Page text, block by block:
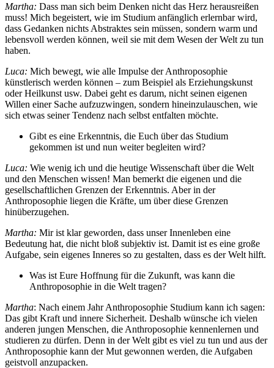
Martha: Dass man sich beim Denken nicht das Herz herausreißen
muss! Mich begeistert, wie im Studium anfänglich erlernbar wird,
dass Gedanken nichts Abstraktes sein müssen, sondern warm und
lebensvoll werden können, weil sie mit dem Wesen der Welt zu tun
haben.
Luca: Mich bewegt, wie alle Impulse der Anthroposophie
künstlerisch werden können – zum Beispiel als Erziehungskunst
oder Heilkunst usw. Dabei geht es darum, nicht seinen eigenen
Willen einer Sache aufzuzwingen, sondern hineinzulauschen, wie
sich etwas seiner Tendenz nach selbst entfalten möchte.
Gibt es eine Erkenntnis, die Euch über das Studium
gekommen ist und nun weiter begleiten wird?
Luca: Wie wenig ich und die heutige Wissenschaft über die Welt
und den Menschen wissen! Man bemerkt die eigenen und die
gesellschaftlichen Grenzen der Erkenntnis. Aber in der
Anthroposophie liegen die Kräfte, um über diese Grenzen
hinüberzugehen.
Martha: Mir ist klar geworden, dass unser Innenleben eine
Bedeutung hat, die nicht bloß subjektiv ist. Damit ist es eine große
Aufgabe, sein eigenes Inneres so zu gestalten, dass es der Welt hilft.
Was ist Eure Hoffnung für die Zukunft, was kann die
Anthroposophie in die Welt tragen?
Martha: Nach einem Jahr Anthroposophie Studium kann ich sagen:
Das gibt Kraft und innere Sicherheit. Deshalb wünsche ich vielen
anderen jungen Menschen, die Anthroposophie kennenlernen und
studieren zu dürfen. Denn in der Welt gibt es viel zu tun und aus der
Anthroposophie kann der Mut gewonnen werden, die Aufgaben
geistvoll anzupacken.